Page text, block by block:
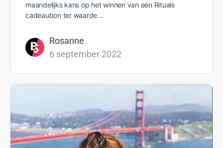
maandelijks kans op het winnen van een Rituals
cadeaubon ter waarde…
Rosanne
6 september 2022